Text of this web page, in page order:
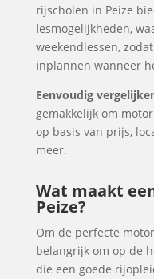
rijscholen in Peize
lesmogelijkheden,
weekendlessen,
inplannen wanneer
Eenvoudig
gemakkelijk om
op basis van prijs,
meer.
Wat maakt
Peize?
Om de perfecte
belangrijk om op de
die een goede